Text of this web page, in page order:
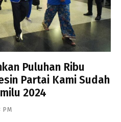
Puluhan Ribu
Partai Kami Sudah
2024
PM